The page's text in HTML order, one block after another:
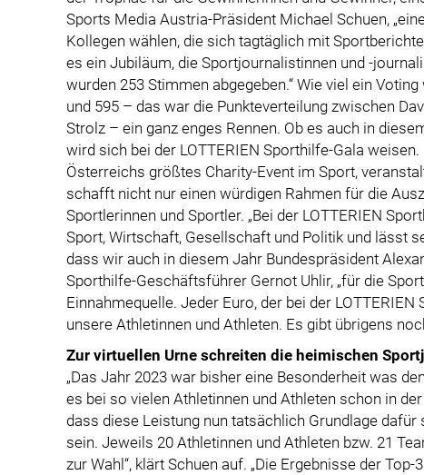
Sports Media Austria-Präsident Michael Schuen,
Kollegen wählen, die sich tagtäglich mit
es ein Jubiläum, die Sportjournalistinnen und -
wurden 253 Stimmen abgegeben.“ Wie viel ein
und 595 – das war die Punkteverteilung zwischen
Strolz – ein ganz enges Rennen. Ob es auch in
wird sich bei der LOTTERIEN Sporthilfe-Gala weisen.
Österreichs größtes Charity-Event im Sport,
schafft nicht nur einen würdigen Rahmen für die
Sportlerinnen und Sportler. „Bei der LOTTERIEN
Sport, Wirtschaft, Gesellschaft und Politik und lässt
dass wir auch in diesem Jahr Bundespräsident
Sporthilfe-Geschäftsführer Gernot Uhlir, „für die
Einnahmequelle. Jeder Euro, der bei der
unsere Athletinnen und Athleten. Es gibt übrigens
Zur virtuellen Urne schreiten die heimischen
„Das Jahr 2023 war bisher eine Besonderheit was
es bei so vielen Athletinnen und Athleten schon in
dass diese Leistung nun tatsächlich Grundlage
sein. Jeweils 20 Athletinnen und Athleten bzw. 21
zur Wahl“, klärt Schuen auf. „Die Ergebnisse der